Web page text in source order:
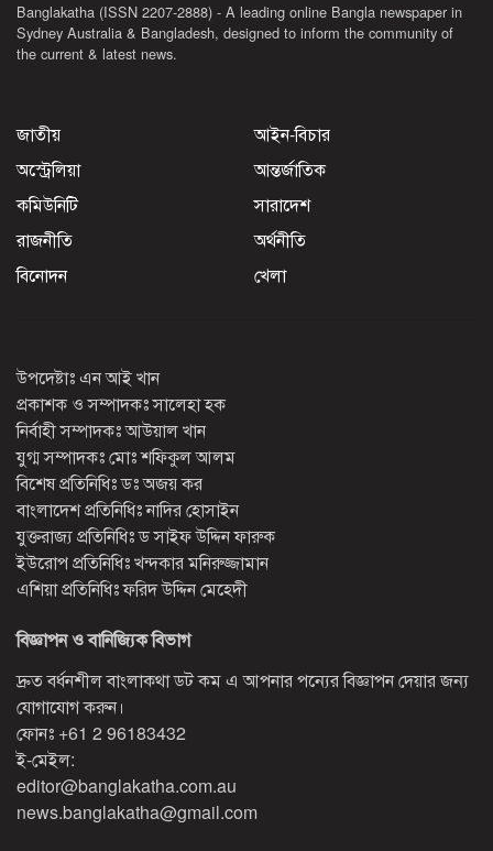
Banglakatha (ISSN 2207-2888) - A leading online Bangla newspaper in
Sydney Australia & Bangladesh, designed to inform the community of
the current & latest news.
জাতীয়
আইন-বিচার
অস্ট্রেলিয়া
আন্তর্জাতিক
কমিউনিটি
সারাদেশ
রাজনীতি
অর্থনীতি
বিনোদন
খেলা
উপদেষ্টাঃ এন আই খান
প্রকাশক ও সম্পাদকঃ সালেহা হক
নির্বাহী সম্পাদকঃ আউয়াল খান
যুগ্ম সম্পাদকঃ মোঃ শফিকুল আলম
বিশেষ প্রতিনিধিঃ ডঃ অজয় কর
বাংলাদেশ প্রতিনিধিঃ নাদির হোসাইন
যুক্তরাজ্য প্রতিনিধিঃ ড সাইফ উদ্দিন ফারুক
ইউরোপ প্রতিনিধিঃ খন্দকার মনিরুজ্জামান
এশিয়া প্রতিনিধিঃ ফরিদ উদ্দিন মেহেদী
বিজ্ঞাপন ও বানিজ্যিক বিভাগ
দ্রুত বর্ধনশীল বাংলাকথা ডট কম এ আপনার পন্যের বিজ্ঞাপন দেয়ার জন্য
যোগাযোগ করুন।
ফোনঃ +61 2 96183432
ই-মেইল:
editor@banglakatha.com.au
news.banglakatha@gmail.com